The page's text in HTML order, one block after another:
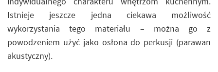
Istnieje jeszcze jedna ciekawa możliwość
wykorzystania tego materiału – można go z
powodzeniem użyć jako osłona do perkusji (parawan
akustyczny).